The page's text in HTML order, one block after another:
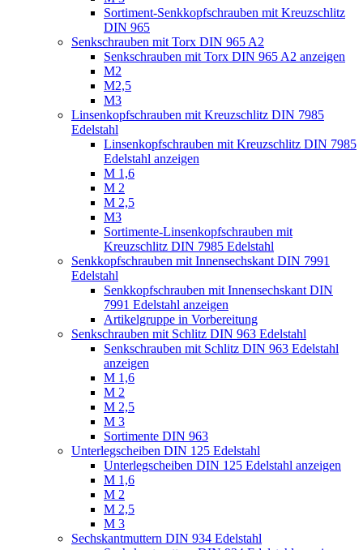
Sortiment-Senkkopfschrauben mit Kreuzschlitz
DIN 965
Senkschrauben mit Torx DIN 965 A2
Senkschrauben mit Torx DIN 965 A2 anzeigen
M2
M2,5
M3
Linsenkopfschrauben mit Kreuzschlitz DIN 7985
Edelstahl
Linsenkopfschrauben mit Kreuzschlitz DIN 7985
Edelstahl anzeigen
M 1,6
M 2
M 2,5
M3
Sortimente-Linsenkopfschrauben mit
Kreuzschlitz DIN 7985 Edelstahl
Senkkopfschrauben mit Innensechskant DIN 7991
Edelstahl
Senkkopfschrauben mit Innensechskant DIN
7991 Edelstahl anzeigen
Artikelgruppe in Vorbereitung
Senkschrauben mit Schlitz DIN 963 Edelstahl
Senkschrauben mit Schlitz DIN 963 Edelstahl
anzeigen
M 1,6
M 2
M 2,5
M 3
Sortimente DIN 963
Unterlegscheiben DIN 125 Edelstahl
Unterlegscheiben DIN 125 Edelstahl anzeigen
M 1,6
M 2
M 2,5
M 3
Sechskantmuttern DIN 934 Edelstahl